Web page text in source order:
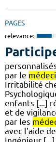
PAGES
relevance:
par le
Irritabilité
enfants [...]
et de
par les
avec l'aide